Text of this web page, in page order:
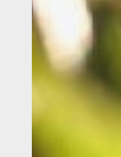
участники
года.
Что нужно
Если хотите
шесть соток и
• найти
выделен
местной
свидетельство о
наследуемого